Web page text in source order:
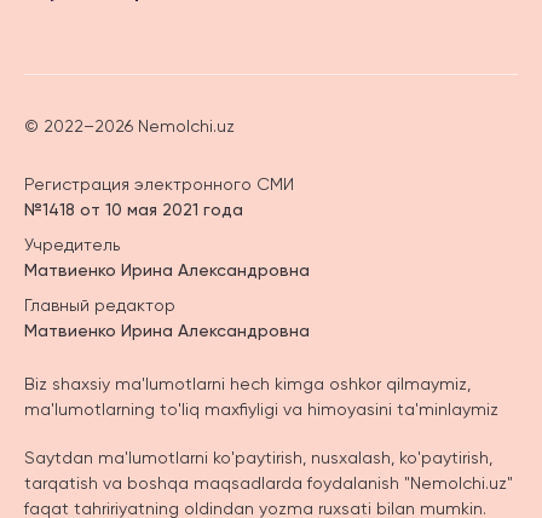
© 2022–2026 Nemolchi.uz
Регистрация электронного СМИ
№1418 от 10 мая 2021 года
Учредитель
Матвиенко Ирина Александровна
Главный редактор
Матвиенко Ирина Александровна
Biz shaxsiy ma'lumotlarni hech kimga oshkor qilmaymiz,
ma'lumotlarning to'liq maxfiyligi va himoyasini ta'minlaymiz
Saytdan ma'lumotlarni ko'paytirish, nusxalash, ko'paytirish,
tarqatish va boshqa maqsadlarda foydalanish "Nemolchi.uz"
faqat tahririyatning oldindan yozma ruxsati bilan mumkin.